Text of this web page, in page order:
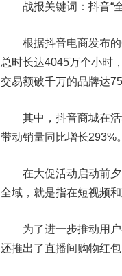
战报关键词：抖音“
根据抖音电商发布的
总时长达4045万个小时
交易额破千万的品牌达
其中，抖音商城在活
带动销量同比增长293%。
在大促活动启动前夕，
全域，就是指在短视频
为了进一步推动用户
还推出了直播间购物红